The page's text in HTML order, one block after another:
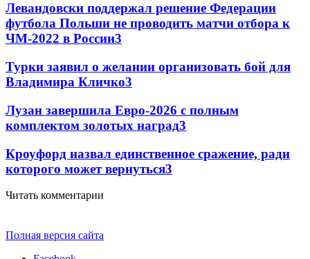
Левандовски поддержал решение Федерации
футбола Польши не проводить матчи отбора к
ЧМ-2022 в России3
Турки заявил о желании организовать бой для
Владимира Кличко3
Лузан завершила Евро-2026 с полным
комплектом золотых наград3
Кроуфорд назвал единственное сражение, ради
которого может вернуться3
Читать комментарии
Полная версия сайта